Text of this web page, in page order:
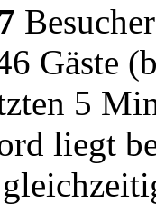
Gäste
5
liegt